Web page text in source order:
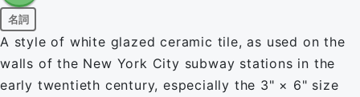
名詞
A style of white glazed ceramic tile, as used on the
walls of the New York City subway stations in the
early twentieth century, especially the 3" × 6" size